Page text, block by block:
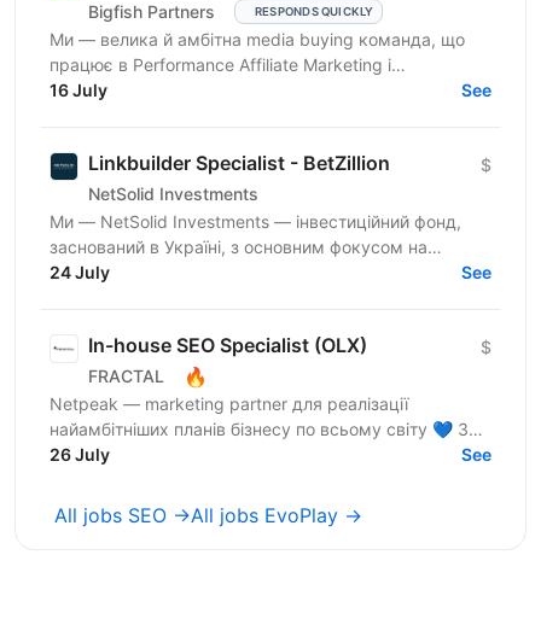
Bigfish Partners RESPONDS QUICKLY
Ми — велика й амбітна media buying команда, що
працює в Performance Affiliate Marketing і
висококонкурентних нішах. Ми активно зростаємо,
16 July See
Linkbuilder Specialist - BetZillion
NetSolid Investments
$
Ми — NetSolid Investments — інвестиційний фонд,
заснований в Україні, з основним фокусом на
SMART-інвестиції. Ми інвестуємо не лише фінанси, а
24 July See
In-house SEO Specialist (OLX)
FRACTAL 🔥
$
Netpeak — marketing partner для реалізації
найамбітніших планів бізнесу по всьому світу 💙 З
Netpeak можна більше. Агенція надає повний
26 July See
All jobs SEO →All jobs EvoPlay →